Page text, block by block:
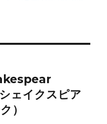
ェイクスピア
）